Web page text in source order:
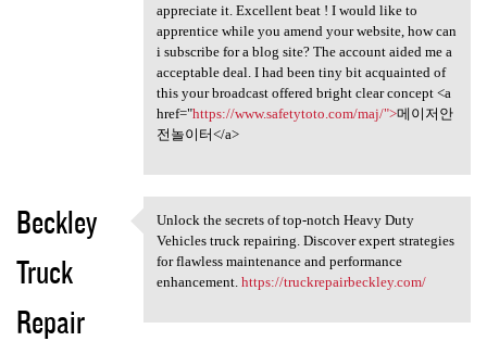
appreciate it. Excellent beat ! I would like to
apprentice while you amend your website, how can
i subscribe for a blog site? The account aided me a
acceptable deal. I had been tiny bit acquainted of
this your broadcast offered bright clear concept <a
href="https://www.safetytoto.com/maj/">메이저안
전놀이터</a>
Beckley
Truck
Repair
Unlock the secrets of top
Unlock the secrets of top-notch Heavy Duty
Vehicles truck repairing. Discover expert strategies
for flawless maintenance and performance
enhancement. https://truckrepairbeckley.com/